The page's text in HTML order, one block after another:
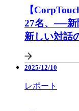
【
27名、──新
新しい対話
2025/12/10
レポート